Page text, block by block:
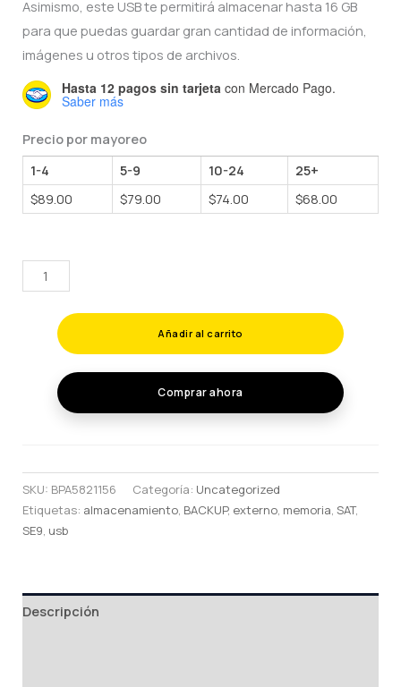
Asimismo, este USB te permitirá almacenar hasta 16 GB
para que puedas guardar gran cantidad de información,
imágenes u otros tipos de archivos.
Hasta 12 pagos sin tarjeta con Mercado Pago.
Saber más
Precio por mayoreo
1-4
5-9 10-24
25+
$89.00 $79.00 $74.00 $68.00
MEMORIA
USB
KINGSTON
Añadir al carrito
Comprar ahora
SKU: BPA5821156 Categoría: Uncategorized
Etiquetas: almacenamiento, BACKUP, externo, memoria, SAT,
SE9, usb
Descripción